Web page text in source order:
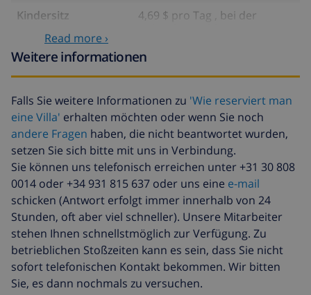
Kindersitz
4,69 $ pro Tag , bei der
Haustiere
58,64 $ , bei der Ankunft zu
Verspätete ankunft
58,64 $ , bei der Ankunft zu
zahlen
Extra bett
14,07 $ pro Tag , bei der
Ankunft zu zahlen
Handtücher und
bettwäsche
einschließlich pro Person
Zusätzliche
bettwäsche
17,59 $ pro Person , bei der
Ankunft zu zahlen
Zusätzliche
handtücher
8,80 $ pro Person , bei der
Ankunft zu zahlen
Späte abreise
113,75 $
Read more ›
Weitere informationen
Falls Sie weitere Informationen zu 'Wie reserviert man
eine Villa' erhalten möchten oder wenn Sie noch
andere Fragen haben, die nicht beantwortet wurden,
setzen Sie sich bitte mit uns in Verbindung.
Sie können uns telefonisch erreichen unter +31 30 808
0014 oder +34 931 815 637 oder uns eine e-mail
schicken (Antwort erfolgt immer innerhalb von 24
Stunden, oft aber viel schneller). Unsere Mitarbeiter
stehen Ihnen schnellstmöglich zur Verfügung. Zu
betrieblichen Stoßzeiten kann es sein, dass Sie nicht
sofort telefonischen Kontakt bekommen. Wir bitten
Sie, es dann nochmals zu versuchen.